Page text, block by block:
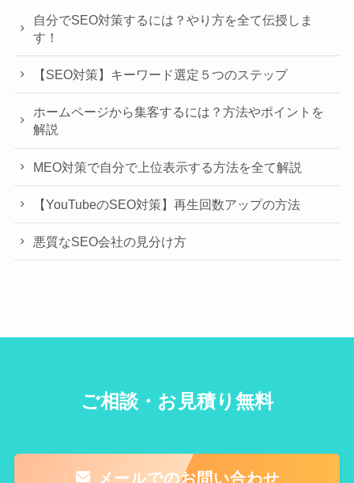
自分でSEO対策するには？やり方を全て伝授しま
す！
【SEO対策】キーワード選定５つのステップ
ホームページから集客するには？方法やポイントを
解説
MEO対策で自分で上位表示する方法を全て解説
【YouTubeのSEO対策】再生回数アップの方法
悪質なSEO会社の見分け方
ご相談・お見積り無料
メールでのお問い合わせ